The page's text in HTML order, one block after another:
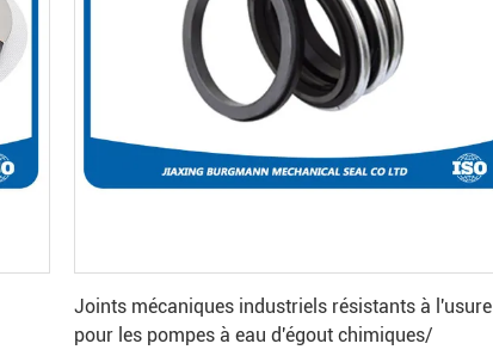
Joints mécaniques industriels résistants à l'usure
pour les pompes à eau d'égout chimiques/